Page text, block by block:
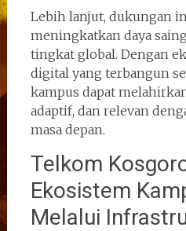
Lebih lanjut, dukungan
meningkatkan daya
tingkat global. Dengan
digital yang terbangun
kampus dapat
adaptif, dan relevan
masa depan.
Telkom
Ekosistem
Melalui